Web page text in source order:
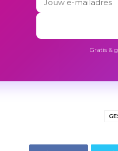
Gratis &